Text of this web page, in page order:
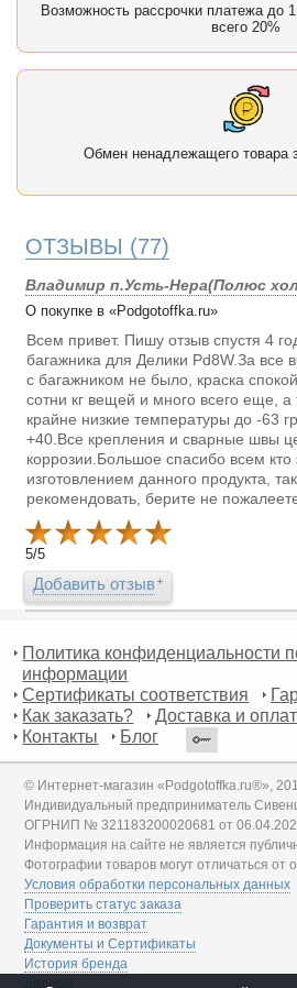
Возможность рассрочки платежа до
всего 20%
Обмен ненадлежащего товара
ОТЗЫВЫ (77)
Владимир п.Усть-Нера(Полюс
О покупке в «Podgotoffka.ru»
Всем привет. Пишу отзыв спустя 4
багажника для Делики Pd8W.За все
с багажником не было, краска
сотни кг вещей и много всего еще,
крайне низкие температуры до -63
+40.Все крепления и сварные швы
коррозии.Большое спасибо всем кто
изготовлением данного продукта,
рекомендовать, берите не
5/5
Добавить отзыв
Политика конфиденциальности
информации
Сертификаты соответствия
Как заказать?
Доставка и
Контакты
Блог
© Интернет-магазин «Podgotoffka.ru®»,
Индивидуальный предприниматель
ОГРНИП № 321183200020681 от
Информация на сайте не является
Фотографии товаров могут отличаться от
Условия обработки персональных данных
Проверить статус заказа
Гарантия и возврат
Документы и Сертификаты
История бренда
Дилеры